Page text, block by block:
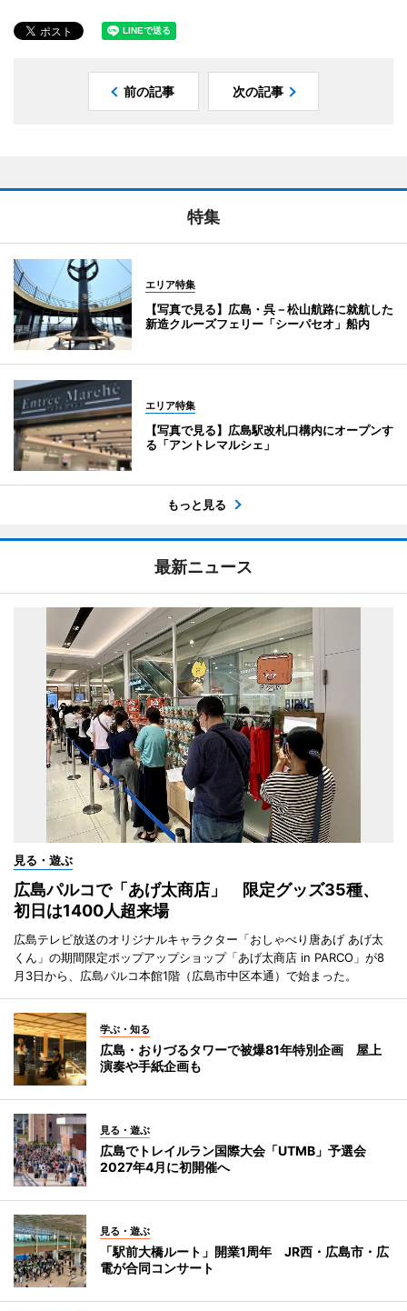
前の記事 次の記事
特集
エリア特集
【写真で見る】広島・呉－松山航路に就航した
新造クルーズフェリー「シーパセオ」船内
エリア特集
【写真で見る】広島駅改札口構内にオープンす
る「アントレマルシェ」
もっと見る
最新ニュース
見る・遊ぶ
広島パルコで「あげ太商店」 限定グッズ35種、
初日は1400人超来場
広島テレビ放送のオリジナルキャラクター「おしゃべり唐あげ あげ太
くん」の期間限定ポップアップショップ「あげ太商店 in PARCO」が8
月3日から、広島パルコ本館1階（広島市中区本通）で始まった。
学ぶ・知る
広島・おりづるタワーで被爆81年特別企画 屋上
演奏や手紙企画も
見る・遊ぶ
広島でトレイルラン国際大会「UTMB」予選会
2027年4月に初開催へ
見る・遊ぶ
「駅前大橋ルート」開業1周年 JR西・広島市・広
電が合同コンサート